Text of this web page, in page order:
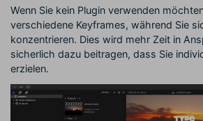
Wenn Sie kein Plugin verwenden
verschiedene Keyframes, während Sie
konzentrieren. Dies wird mehr Zeit in
sicherlich dazu beitragen, dass Sie
erzielen.